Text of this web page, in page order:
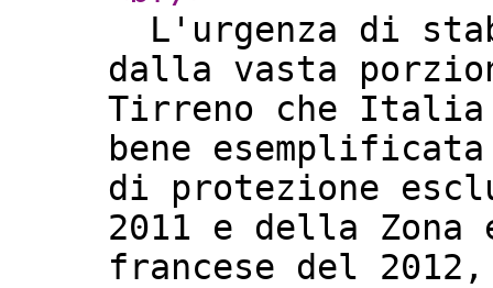
L'urgenza di
dalla vasta
Tirreno che Italia
bene
di protezione
2011 e della Zona
francese del